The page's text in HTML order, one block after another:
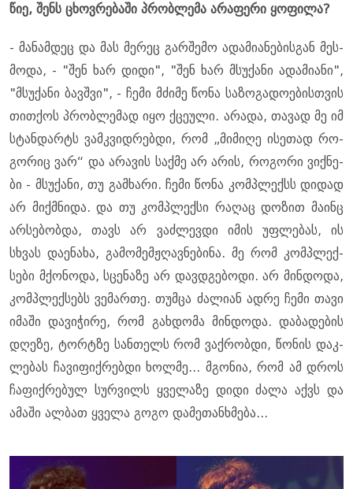
წიე, შენს ცხოვ­რე­ბა­ში პრობ­ლე­მა არა­ფე­რი ყო­ფი­ლა?
- მა­ნამ­დეც და მას მე­რეც გარ­შე­მო ადა­მი­ა­ნე­ბის­გან მეს­
მო­და, - "შენ ხარ დიდი", "შენ ხარ მსუ­ქა­ნი ადა­მი­ა­ნი",
"მსუ­ქა­ნი ბავ­შვი", - ჩემი მძი­მე წონა სა­ზო­გა­დო­ე­ბის­თვის
თით­ქოს პრობ­ლე­მად იყო ქცე­უ­ლი. არა­და, თა­ვად მე იმ
სტან­დარტს ვამ­კვიდ­რებ­დი, რომ „მი­მი­ღე ისე­თად რო­
გო­რიც ვარ“ და არა­ვის საქ­მე არ არის, რო­გო­რი ვიქ­ნე­
ბი - მსუ­ქა­ნი, თუ გამ­ხა­რი. ჩემი წონა კომ­პლექსს დი­დად
არ მიქ­მნი­და. და თუ კომ­პლექ­სი რა­ღაც დო­ზით მა­ინც
არ­სე­ბობ­და, თავს არ ვაძ­ლევ­დი იმის უფ­ლე­ბას, ის
სხვას და­ე­ნა­ხა, გა­მო­მემ­ჟღავ­ნე­ბი­ნა. მე რომ კომ­პლექ­
სე­ბი მქო­ნო­და, სცე­ნა­ზე არ დავ­დგე­ბო­დი. არ მინ­დო­და,
კომ­პლექ­სებს ვე­მარ­თე. თუმ­ცა ძა­ლი­ან ადრე ჩემი თავი
იმა­ში და­ვი­ჭი­რე, რომ გახ­დო­მა მინ­დო­და. და­ბა­დე­ბის
დღე­ზე, ტორტზე სან­თელს რომ ვაქ­რობ­დი, წო­ნის დაკ­
ლე­ბას ჩა­ვი­ფიქ­რებ­დი ხოლ­მე... მგო­ნია, რომ ამ დროს
ჩა­ფიქ­რე­ბულ სურ­ვილს ყვე­ლა­ზე დიდი ძალა აქვს და
ამა­ში ალ­ბათ ყვე­ლა გოგო და­მე­თან­ხმე­ბა...